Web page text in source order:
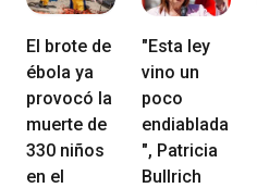
El brote de
ébola ya
provocó la
muerte de
330 niños
en el
"Esta ley
vino un
poco
endiablada
", Patricia
Bullrich